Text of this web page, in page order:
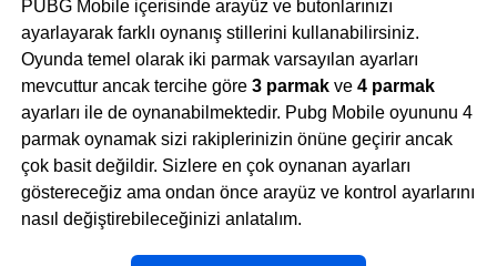
PUBG Mobile içerisinde arayüz ve butonlarınızı
ayarlayarak farklı oynanış stillerini kullanabilirsiniz.
Oyunda temel olarak iki parmak varsayılan ayarları
mevcuttur ancak tercihe göre 3 parmakve 4 parmak
ayarları ile de oynanabilmektedir. Pubg Mobile oyununu 4
parmak oynamak sizi rakiplerinizin önüne geçirir ancak
çok basit değildir. Sizlere en çok oynanan ayarları
göstereceğiz ama ondan önce arayüz ve kontrol ayarlarını
nasıl değiştirebileceğinizi anlatalım.